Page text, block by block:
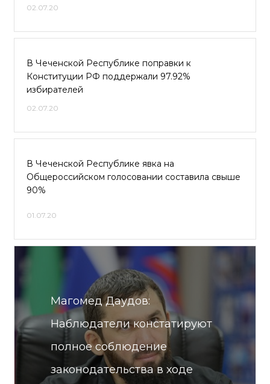
02.07.20
В Чеченской Республике поправки к
Конституции РФ поддержали 97.92%
избирателей
02.07.20
В Чеченской Республике явка на
Общероссийском голосовании составила свыше
90%
01.07.20
Магомед Даудов:
Наблюдатели констатируют
полное соблюдение
законодательства в ходе